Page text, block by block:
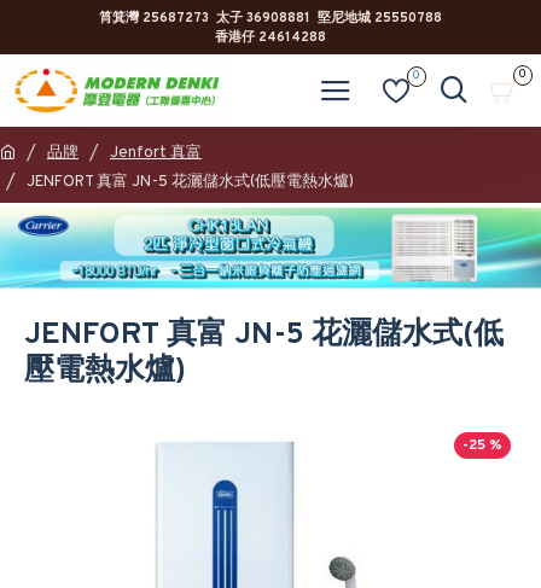
筲箕灣 25687273 太子 36908881 堅尼地城 25550788
香港仔 24614288
0 0
品牌
Jenfort 真富
JENFORT 真富 JN-5 花灑儲水式(低壓電熱水爐)
JENFORT 真富 JN-5 花灑儲水式(低
壓電熱水爐)
-25 %